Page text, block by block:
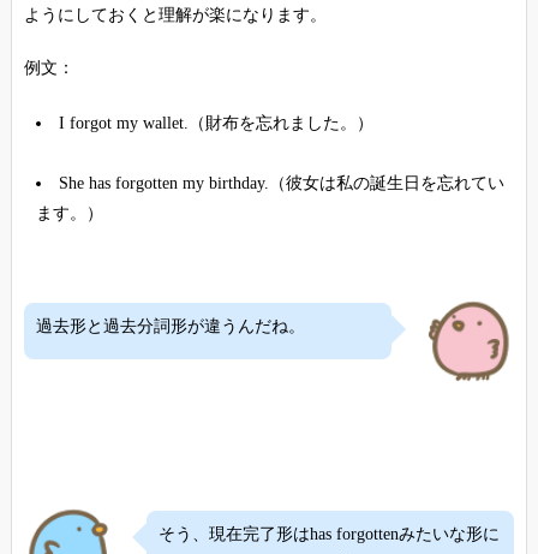
ようにしておくと理解が楽になります。
例文：
I forgot my wallet.（財布を忘れました。）
She has forgotten my birthday.（彼女は私の誕生日を忘れてい
ます。）
過去形と過去分詞形が違うんだね。
そう、現在完了形はhas forgottenみたいな形に